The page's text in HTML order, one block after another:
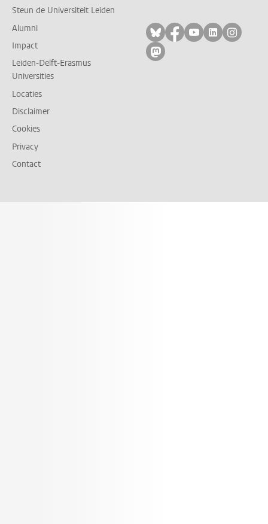
Steun de Universiteit Leiden
Alumni
Impact
Leiden-Delft-Erasmus
Universities
Locaties
Disclaimer
Cookies
Privacy
Contact
Volg ons op bluesky
Volg ons op
Volg ons op
Volg ons
Volg
Volg ons op mastodon